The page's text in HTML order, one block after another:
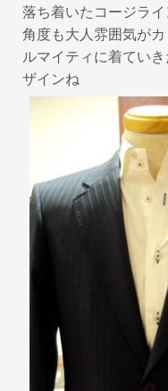
落ち着いたコージラ
角度も大人雰囲気が
ルマイティに着てい
ザインね